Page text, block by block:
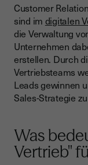
Customer
sind im digitalen
die Verwaltung
Unternehmen
erstellen. Durch
Vertriebsteams
Leads gewinnen
Sales-Strategie
Was
Vertrieb"